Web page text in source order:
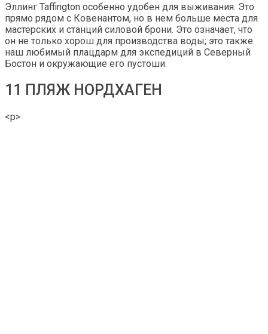
Эллинг Taffington особенно удобен для выживания. Это
прямо рядом с Ковенантом, но в нем больше места для
мастерских и станций силовой брони. Это означает, что
он не только хорош для производства воды; это также
наш любимый плацдарм для экспедиций в Северный
Бостон и окружающие его пустоши.
11 ПЛЯЖ НОРДХАГЕН
<р>